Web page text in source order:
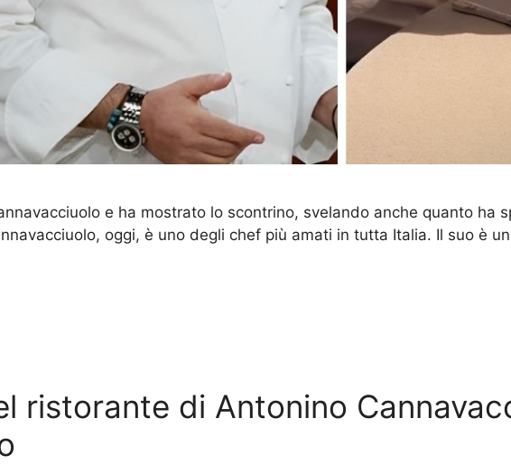
e ha mostrato lo scontrino, svelando anche quanto ha
oggi, è uno degli chef più amati in tutta Italia. Il suo è
ristorante di Antonino